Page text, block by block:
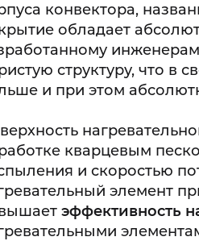
конвектора,
обладает
структуру, что в
и при этом
кварцевым
и скоростью
элемент
эффективность